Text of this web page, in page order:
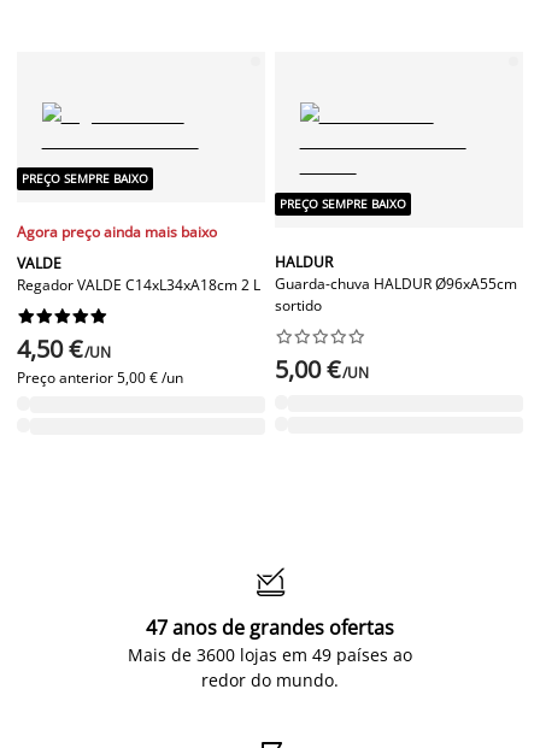
PREÇO SEMPRE BAIXO
Agora preço ainda mais baixo
VALDE
Regador VALDE C14xL34xA18cm 2 L






4,50 €/UN
Preço anterior5,00 € /un
PREÇO SEMPRE BAIXO
HALDUR
Guarda-chuva HALDUR Ø96xA55cm
sortido






5,00 €/UN

47 anos de grandes ofertas
Mais de 3600 lojas em 49 países ao
redor do mundo.